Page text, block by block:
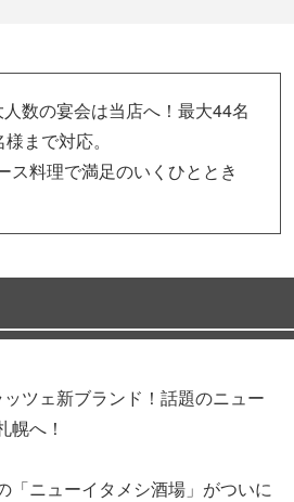
人数の宴会は当店へ！最大44名
まで対応。
ス料理で満足のいくひととき
ッツェ新ブランド！話題のニュー
幌へ！
「ニューイタメシ酒場」がついに